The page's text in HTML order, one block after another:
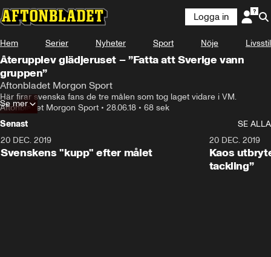
Logga in
Hem Serier Nyheter Sport Nöje Livsstil
Återupplev glädjeruset – ”Fatta att Sverige vann
gruppen”
Aftonbladet Morgon Sport
Här firar svenska fans de tre målen som tog laget vidare i VM.
Aftonbladet Morgon Sport • 28.06.18 • 68 sek
Se mer
Senast
SE ALLA
20 DEC. 2019
Svenskens "kupp" efter målet
20 DEC. 2019
Kaos
tackling”